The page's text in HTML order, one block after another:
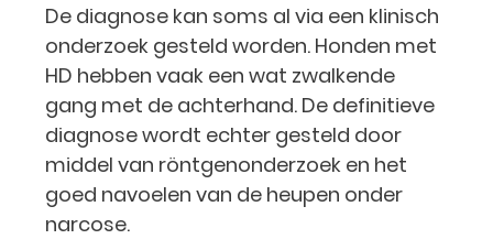
De diagnose kan soms al via een klinisch
onderzoek gesteld worden. Honden met
HD hebben vaak een wat zwalkende
gang met de achterhand. De definitieve
diagnose wordt echter gesteld door
middel van röntgenonderzoek en het
goed navoelen van de heupen onder
narcose.